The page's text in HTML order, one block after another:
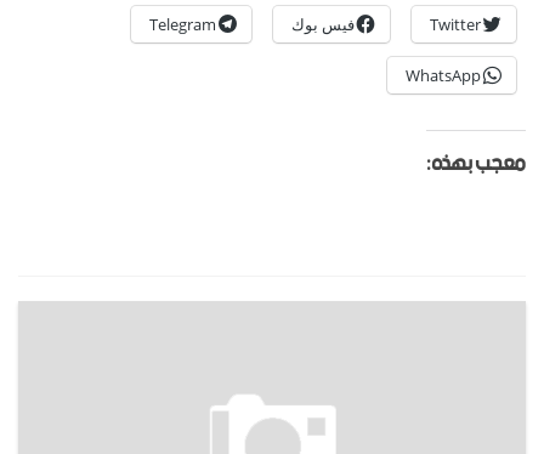
Twitter فيس بوك Telegram
WhatsApp
معجب بهذه: